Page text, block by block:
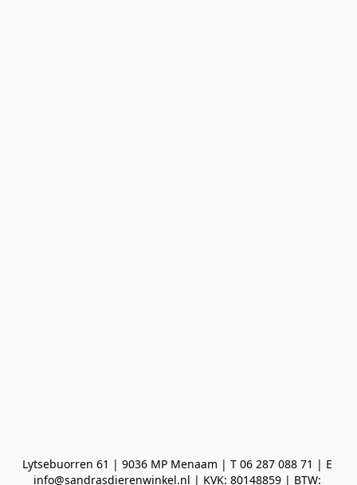
Lytsebuorren 61 | 9036 MP Menaam | T 06 287 088 71 | E
info@sandrasdierenwinkel.nl | KVK: 80148859 | BTW: